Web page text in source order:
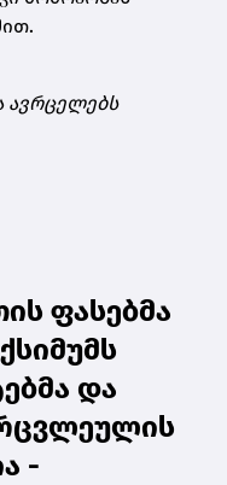
ავრცელებს
ფასებმა
და
-